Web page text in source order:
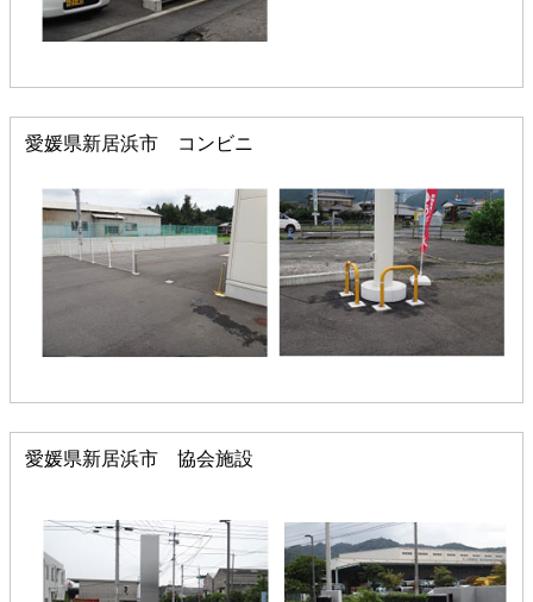
愛媛県新居浜市 コンビニ
愛媛県新居浜市 協会施設